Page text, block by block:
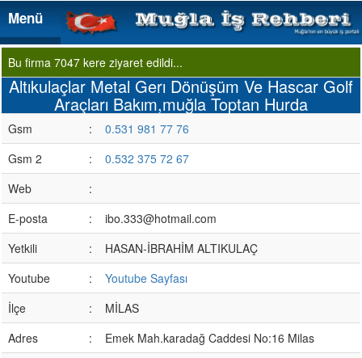
Menü
Menü
Bu firma 7047 kere ziyaret edildi...
Altıkulaçlar Metal Gerı Dönüşüm Ve Hascar Golf
Araçları Bakım,muğla Toptan Hurda
Gsm :
0.531 981 77 76
Gsm 2
:
0.532 375 72 67
Web
:
E-posta
:
ibo.333@hotmail.com
Yetkili
:
HASAN-İBRAHİM ALTIKULAÇ
Youtube
:
Youtube Sayfası
İlçe
:
MİLAS
Adres
:
Emek Mah.karadağ Caddesi No:16 Milas